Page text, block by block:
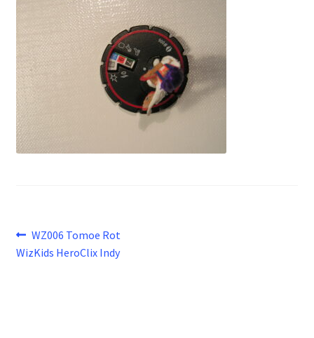
Beitragsnavigation
Vorheriger
Beitrag:
WZ006 Tomoe Rot
WizKids HeroClix Indy